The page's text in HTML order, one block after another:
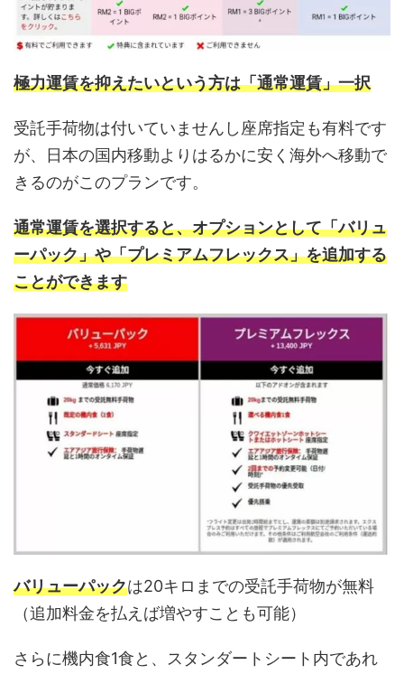
極力運賃を抑えたいという方は「通常運賃」一択
受託手荷物は付いていませんし座席指定も有料です
が、日本の国内移動よりはるかに安く海外へ移動で
きるのがこのプランです。
通常運賃を選択すると、オプションとして「バリュ
ーパック」や「プレミアムフレックス」を追加する
ことができます
バリューパックは20キロまでの受託手荷物が無料
（追加料金を払えば増やすことも可能）
さらに機内食1食と、スタンダートシート内であれ